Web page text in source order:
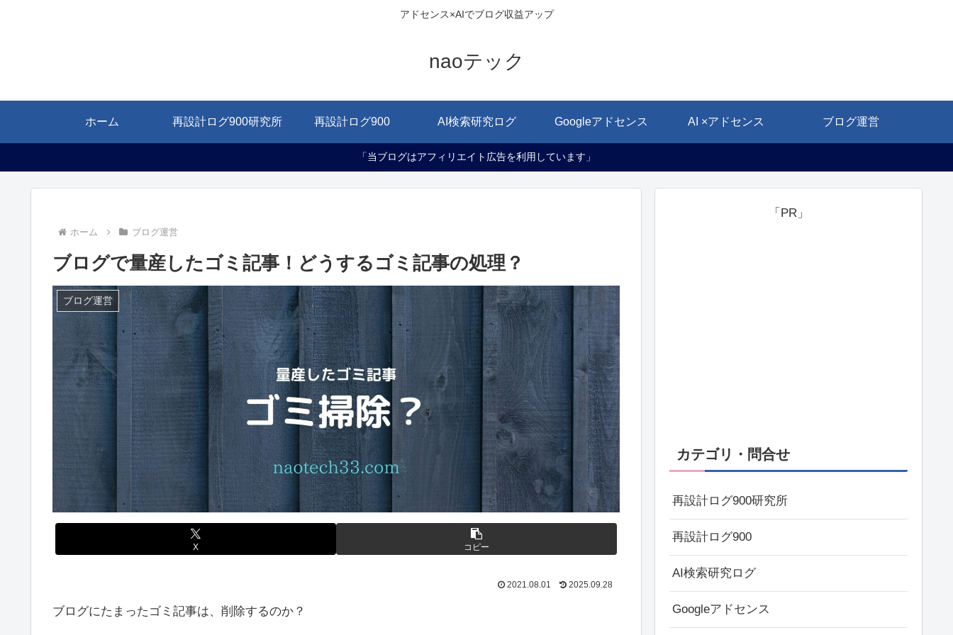
アドセンス×AIでブログ収益アップ
naoテック
ホーム 再設計ログ900研究所 再設計ログ900 AI検索研究ログ Googleアドセンス AI ×アドセンス ブログ運営
「当ブログはアフィリエイト広告を利用しています」
ホーム ブログ運営
ブログで量産したゴミ記事！どうするゴミ記事の処理？
ブログ運営
X コピー
2021.08.01 2025.09.28
ブログにたまったゴミ記事は、削除するのか？
「PR」
カテゴリ・問合せ
再設計ログ900研究所
再設計ログ900
AI検索研究ログ
Googleアドセンス